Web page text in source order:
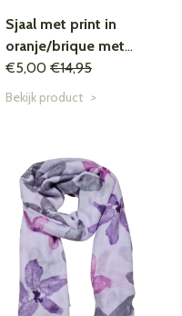
Sjaal met print in
oranje/brique met
crème *
€5,00 €14,95
Bekijk product >